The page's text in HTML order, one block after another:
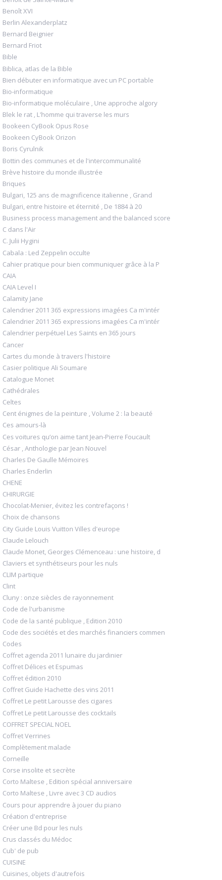
Benoît XVI
Berlin Alexanderplatz
Bernard Beignier
Bernard Friot
Bible
Biblica, atlas de la Bible
Bien débuter en informatique avec un PC portable
Bio-informatique
Bio-informatique moléculaire , Une approche algory
Blek le rat , L'homme qui traverse les murs
Bookeen CyBook Opus Rose
Bookeen CyBook Orizon
Boris Cyrulnik
Bottin des communes et de l'intercommunalité
Brève histoire du monde illustrée
Briques
Bulgari, 125 ans de magnificence italienne , Grand
Bulgari, entre histoire et éternité , De 1884 à 20
Business process management and the balanced score
C dans l'Air
C. Julii Hygini
Cabala : Led Zeppelin occulte
Cahier pratique pour bien communiquer grâce à la P
CAIA
CAIA Level I
Calamity Jane
Calendrier 2011 365 expressions imagées Ca m'intér
Calendrier 2011 365 expressions imagées Ca m'intér
Calendrier perpétuel Les Saints en 365 jours
Cancer
Cartes du monde à travers l'histoire
Casier politique Ali Soumare
Catalogue Monet
Cathédrales
Celtes
Cent énigmes de la peinture , Volume 2 : la beauté
Ces amours-là
Ces voitures qu’on aime tant Jean-Pierre Foucault
César , Anthologie par Jean Nouvel
Charles De Gaulle Mémoires
Charles Enderlin
CHENE
CHIRURGIE
Chocolat-Menier, évitez les contrefaçons !
Choix de chansons
City Guide Louis Vuitton Villes d'europe
Claude Lelouch
Claude Monet, Georges Clémenceau : une histoire, d
Claviers et synthétiseurs pour les nuls
CLIM partique
Clint
Cluny : onze siècles de rayonnement
Code de l'urbanisme
Code de la santé publique , Edition 2010
Code des sociétés et des marchés financiers commen
Codes
Coffret agenda 2011 lunaire du jardinier
Coffret Délices et Espumas
Coffret édition 2010
Coffret Guide Hachette des vins 2011
Coffret Le petit Larousse des cigares
Coffret Le petit Larousse des cocktails
COFFRET SPECIAL NOEL
Coffret Verrines
Complètement malade
Corneille
Corse insolite et secrète
Corto Maltese , Edition spécial anniversaire
Corto Maltese , Livre avec 3 CD audios
Cours pour apprendre à jouer du piano
Création d'entreprise
Créer une Bd pour les nuls
Crus classés du Médoc
Cub' de pub
CUISINE
Cuisines, objets d'autrefois